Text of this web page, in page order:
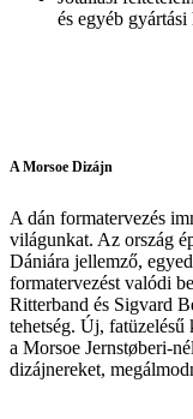
és egyéb gyártási
A Morsoe Dizájn
A dán formatervezés
világunkat. Az ország
Dániára jellemző,
formatervezést valódi
Ritterband és Sigvard
tehetség. Új,
a Morsoe Jernstøberi-
dizájnereket,